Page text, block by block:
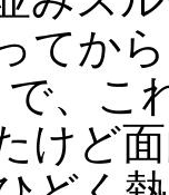
てか
で、こ
けど